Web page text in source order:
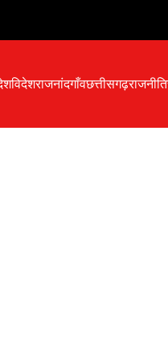
विदेशराजनांदगाँवछत्तीसगढ़राजनीति